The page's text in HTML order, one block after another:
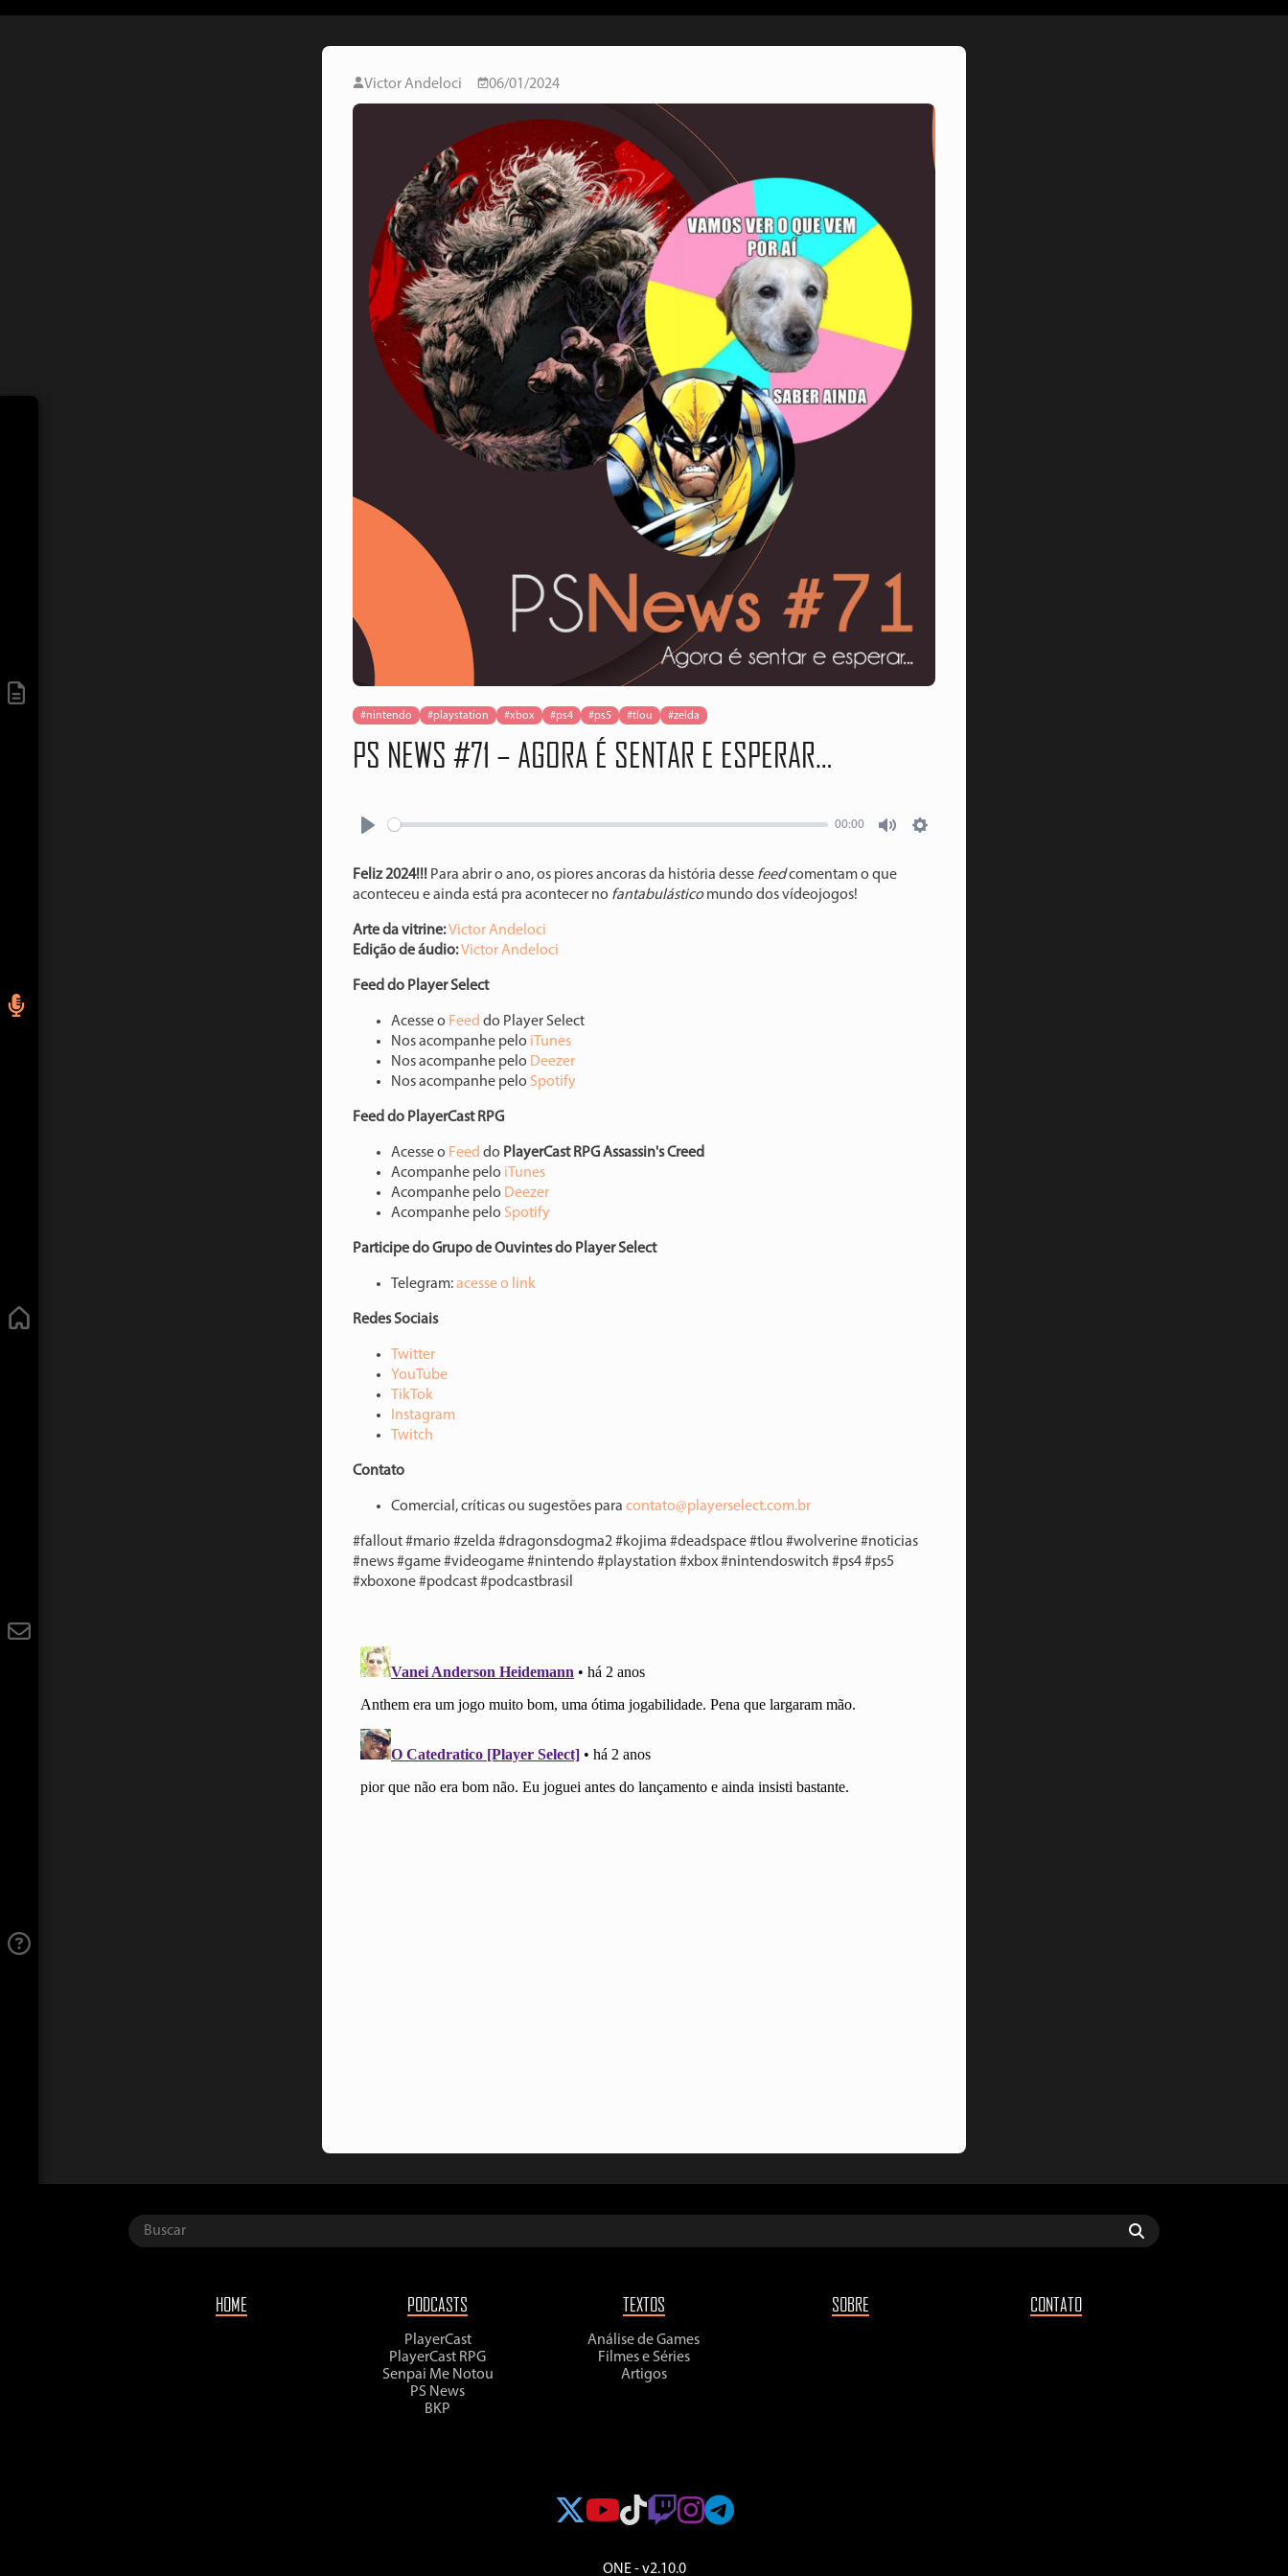
Victor Andeloci 06/01/2024
#nintendo #playstation #xbox #ps4 #ps5 #tlou #zelda
PS NEWS #71 – AGORA É SENTAR E ESPERAR…
00:00
Feliz 2024!!! Para abrir o ano, os piores ancoras da história desse feedcomentam o que
aconteceu e ainda está pra acontecer no fantabulásticomundo dos vídeojogos!
Arte da vitrine:⁠⁠⁠⁠⁠⁠⁠Victor Andeloci⁠⁠⁠⁠⁠⁠
Edição de áudio:⁠⁠⁠⁠⁠⁠⁠Victor Andeloci⁠⁠⁠⁠⁠⁠
Feed do Player Select
Acesse o ⁠⁠⁠⁠⁠⁠⁠⁠⁠⁠⁠Feed⁠⁠⁠⁠⁠⁠⁠⁠⁠⁠⁠ do Player Select
Nos acompanhe pelo ⁠⁠⁠⁠⁠⁠⁠⁠⁠⁠⁠iTunes⁠⁠⁠⁠⁠⁠⁠⁠⁠⁠⁠
Nos acompanhe pelo ⁠⁠⁠⁠⁠⁠⁠⁠⁠⁠⁠Deezer⁠⁠⁠⁠⁠⁠⁠⁠⁠⁠⁠
Nos acompanhe pelo ⁠⁠⁠⁠⁠⁠⁠⁠⁠⁠⁠Spotify⁠⁠⁠⁠⁠⁠⁠⁠⁠⁠⁠
Feed do PlayerCast RPG
Acesse o ⁠⁠⁠⁠⁠⁠⁠⁠⁠⁠⁠⁠Feed⁠⁠⁠⁠⁠⁠⁠⁠⁠⁠⁠⁠ do PlayerCast RPG Assassin's Creed
Acompanhe pelo ⁠⁠⁠⁠⁠⁠⁠⁠⁠⁠⁠⁠iTunes⁠⁠⁠⁠⁠⁠⁠⁠⁠⁠⁠⁠
Acompanhe pelo ⁠⁠⁠⁠⁠⁠⁠⁠⁠⁠⁠⁠Deezer⁠⁠⁠⁠⁠⁠⁠⁠⁠⁠⁠⁠
Acompanhe pelo ⁠⁠⁠⁠⁠⁠⁠⁠⁠⁠⁠⁠Spotify⁠⁠⁠⁠⁠⁠⁠⁠⁠⁠⁠
Participe do Grupo de Ouvintes do Player Select
Telegram:⁠⁠⁠⁠⁠⁠⁠⁠⁠⁠⁠⁠acesse o link⁠⁠⁠⁠⁠⁠⁠⁠⁠⁠⁠
Redes Sociais
⁠⁠⁠⁠⁠⁠⁠⁠⁠⁠⁠Twitter⁠⁠⁠⁠⁠⁠⁠⁠⁠⁠⁠
⁠⁠⁠⁠⁠⁠⁠⁠⁠⁠⁠YouTube⁠⁠⁠⁠⁠⁠⁠⁠⁠⁠⁠
⁠⁠⁠⁠⁠⁠⁠⁠⁠⁠TikTok⁠⁠⁠⁠⁠⁠⁠⁠⁠⁠
⁠⁠⁠⁠⁠⁠⁠⁠⁠⁠Instagram⁠⁠⁠⁠⁠⁠⁠⁠⁠⁠⁠
⁠⁠⁠⁠⁠⁠⁠⁠⁠⁠Twitch⁠⁠⁠⁠⁠⁠⁠⁠⁠⁠
Contato
Comercial, críticas ou sugestões para ⁠⁠⁠⁠⁠⁠⁠⁠contato@playerselect.com.br⁠⁠⁠⁠⁠⁠⁠⁠⁠
#fallout #mario #zelda #dragonsdogma2 #kojima #deadspace #tlou #wolverine #noticias
#news #game #videogame #nintendo #playstation #xbox #nintendoswitch #ps4 #ps5
#xboxone #podcast #podcastbrasil
HOME PODCASTS
PlayerCast
PlayerCast RPG
Senpai Me Notou
PS News
BKP
TEXTOS
Análise de Games
Filmes e Séries
Artigos
SOBRE CONTATO
ONE - v2.10.0